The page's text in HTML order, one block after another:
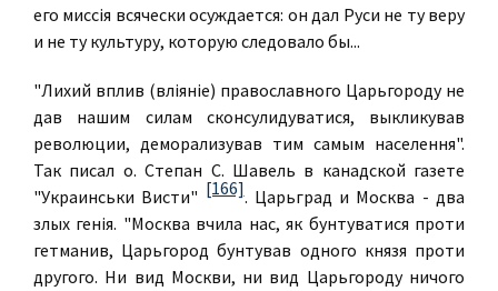
его миссiя всячески осуждается: он дал Руси не ту веру
и не ту культуру, которую следовало бы...
"Лихий вплив (влiянiе) православного Царьгороду не
дав нашим силам сконсулидуватися, выкликував
революции, деморализував тим самым населення".
Так писал о. Степан С. Шавель в канадской газете
"Украинськи Висти" [166]. Царьград и Москва - два
злых генiя. "Москва вчила нас, як бунтуватися проти
гетманив, Царьгород бунтував одного князя проти
другого. Ни вид Москви, ни вид Царьгороду ничого